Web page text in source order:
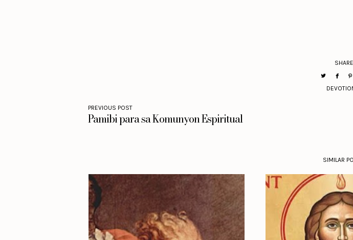
SHARE
PREVIOUS POST
Pamibi para sa Komunyon Espiritual
SIMILAR